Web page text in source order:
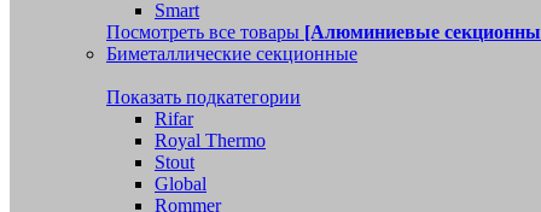
Smart
Посмотреть все товары [Алюминиевые
Биметаллические секционные
Показать подкатегории
Rifar
Royal Thermo
Stout
Global
Rommer